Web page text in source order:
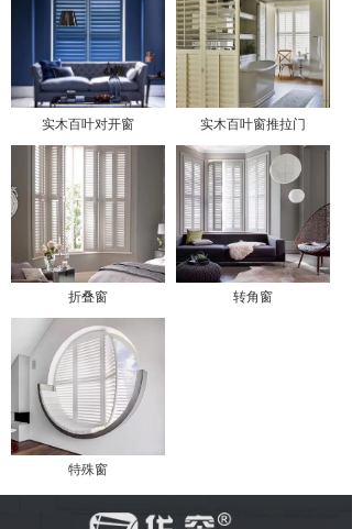
实木百叶对开窗 实木百叶窗推拉门
折叠窗 转角窗
特殊窗